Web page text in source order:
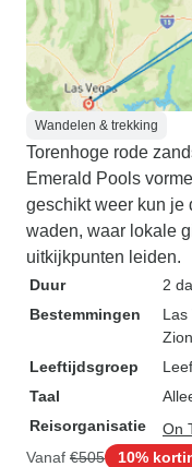
Wandelen & trekking
Torenhoge rode
Emerald Pools
geschikt weer kun je
waden, waar lokale
uitkijkpunten leiden.
Duur
2
Bestemmingen
Las
Leeftijdsgroep
Taal
Reisorganisatie
On
Vanaf €505 10%